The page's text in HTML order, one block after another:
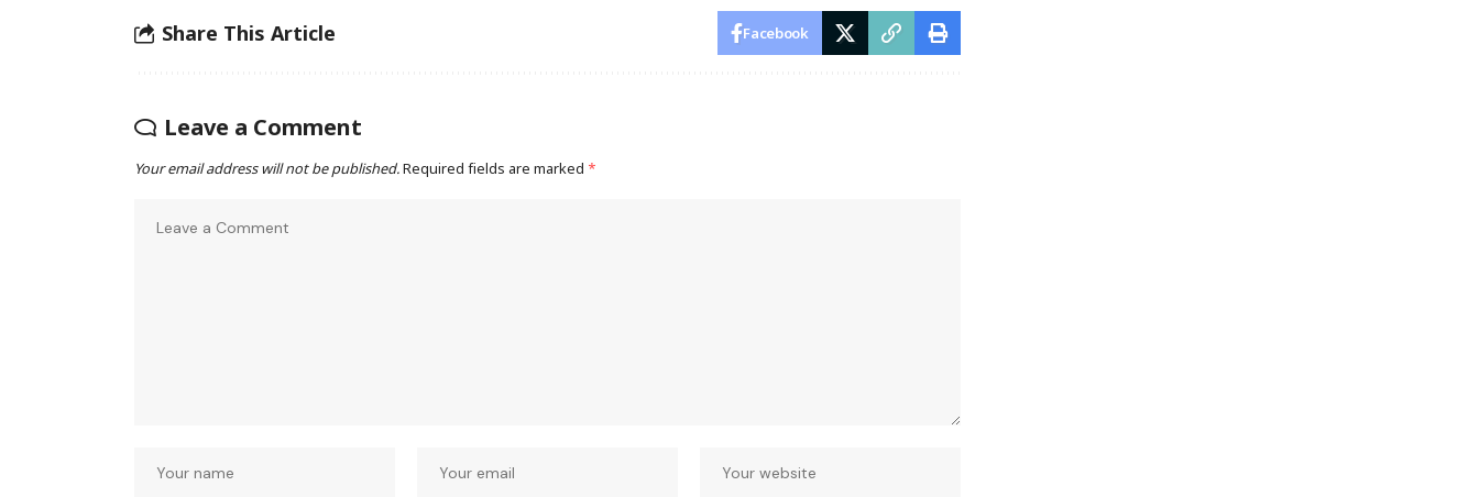
Share This Article Facebook
Leave a Comment
Your email address will not be published.Required fields are marked *